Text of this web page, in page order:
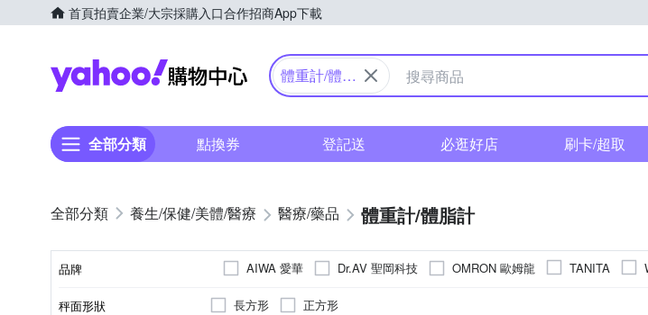
首頁拍賣企業/大宗採購入口合作招商App下載
Yahoo購物中心
體重計/體脂
全部分類 點換券 登記送 必逛好店 刷卡/超取
養生/保健/美體/醫療 醫療/藥品 體重計/體脂計
品牌 AIWA 愛華 Dr.AV 聖岡科技 OMRON 歐姆龍 TANITA
秤面形狀 長方形 正方形